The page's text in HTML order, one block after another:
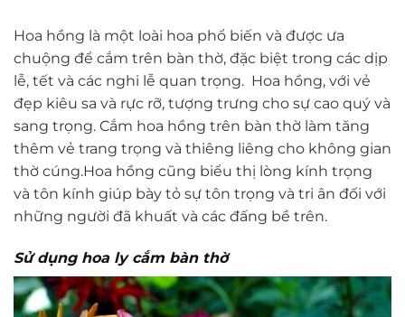
Hoa hồng là một loài hoa phổ biến và được ưa
chuộng để cắm trên bàn thờ, đặc biệt trong các dịp
lễ, tết và các nghi lễ quan trọng. Hoa hồng, với vẻ
đẹp kiêu sa và rực rỡ, tượng trưng cho sự cao quý và
sang trọng. Cắm hoa hồng trên bàn thờ làm tăng
thêm vẻ trang trọng và thiêng liêng cho không gian
thờ cúng.Hoa hồng cũng biểu thị lòng kính trọng
và tôn kính giúp bày tỏ sự tôn trọng và tri ân đối với
những người đã khuất và các đấng bề trên.
Sử dụng hoa ly cắm bàn thờ